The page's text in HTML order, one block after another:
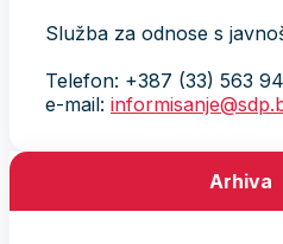
Služba za odnose s
Telefon: +387 (33) 563
e-mail:
Arhiva